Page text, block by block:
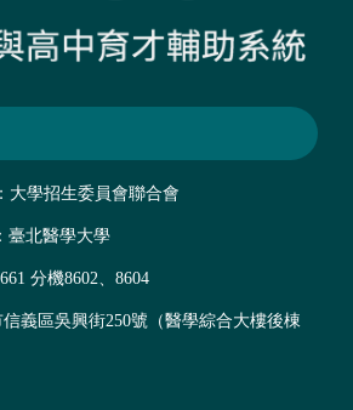
大學招生委員會聯合會
臺北醫學大學
分機8602、8604
信義區吳興街250號（醫學綜合大樓後棟